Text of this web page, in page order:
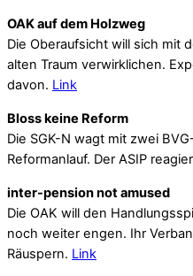
OAK auf dem Holzweg
Die Oberaufsicht will sich mit
alten Traum verwirklichen.
davon. Link
Bloss keine Reform
Die SGK-N wagt mit zwei
Reformanlauf. Der ASIP
inter-pension not amused
Die OAK will den
noch weiter engen. Ihr
Räuspern. Link